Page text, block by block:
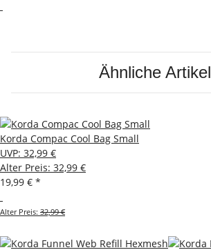
Ähnliche Artikel
Korda Compac Cool Bag Small
UVP: 32,99 €
Alter Preis: 32,99 €
19,99 € *
Alter Preis: 32,99 €